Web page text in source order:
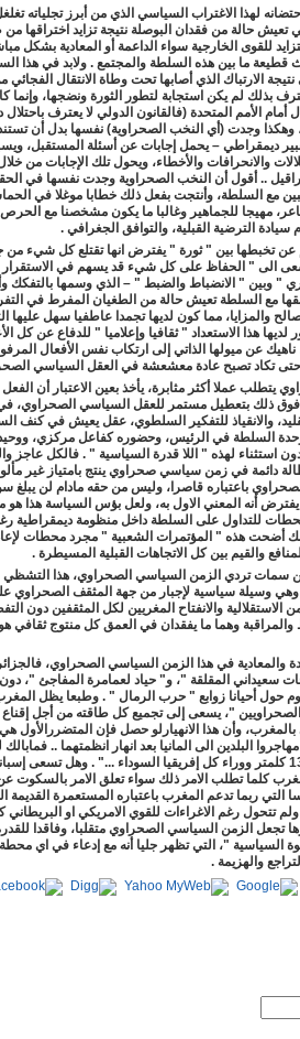
لهذا الاغتراب السياسي الذي من أبرز تجلياته
تعيش حالة من فقدان البوصلة نتيجة تزايد اختراقها
للقوى الخارجية سواء الداعمة أو المعادية بشكل
قطيعة ما بين هذه السلطة والمجتمع . ولابد في هذا
الارتباك الذي أصابها تحت وطاة الانتقال الفجائي
بذلك لم يكن استجابة لتطور الثورة ونضجها، وإنما
الأمم المتحدة (فالقانون الدولي لا يعترف باحتلال
وجدت (أي النخب الصحراوية) نفسها بدل أن
ديمقراطي – يحمل إجابات عن أسئلة المستقبل،
والانحرافات والأخطاء، ويحول تلك الإجابات من
.. أقول أن النخب الصحراوية وجدت نفسها في
مع السلطة، وأنتجت بفعل ذلك خطابا موغلا في
مهيجا للجماهير وغالبا ما يكون مشخصنا مع
الترضية القبلية، والتوافق الجغرافي .
عن تخبطها بين " ثورة " يفترض انها تقتلع كل شيء من
الى " الحفاظ على كل شيء قد يسهم في الاستقرار
" وبين " الانضباط والضبط " – الذي وسمها بالتفكك
مع السلطة تعيش حالة من الطغيان المفرط في
والمزايا، مما كون لديها تجمدا عاطفيا سهل عليها
هذا الاستعداد " ثقافيا وإعلاميا " للدفاع عن كل
عن ميولها الذاتي إلى ارتكاب نفس الأفعال
حتى تكاد تصبح عادة معشعشة في العقل السياسي
عملا أكثر مثابرة، يأخذ بعين الاعتبار أن الفعل
فوق ذلك بتعطيل مستمر للعقل السياسي الصحراوي،
والانقياذ للتفكير السلطوي، عقل يعيش في كنف
وحدة السلطة في الرئيس، وحضوره كفاعل مركزي،
استثناء لهذه " اللا قدرة السياسية " . فالكل عاجز
دائمة في زمن سياسي صحراوي ينتج بامتياز غير
باعتباره قاصرا، وليس من حقه مادام لن يبلغ
أنه المعني الاول به، ولعل بؤس السياسة هذا هو
للتداول على السلطة داخل منظومة ديمقراطية
أضحت هذه " المؤتمرات الشعبية " مجرد محطات
والقيم بين كل الاتجاهات القبلية المسيطرة .
سمات تردي الزمن السياسي الصحراوي، هذا التشظي
وهي وسيلة سياسية لإجبار من جهة المثقف الصحراوي
الاستقلالية والانفتاح المغريين لكل المثقفين دون
وهما ما يفقدان في العمق كل منتوج ثقافي
والمعادية في هذا الزمن السياسي الصحراوي،
سعيداني المقلقة "، و" حياد لعمامرة المفاجئ "، دون
حول أحيانا زوابع " حرب الرمال " . وطبعا يظل
"، يسعى إلى تجميع كل طاقته من أجل إقناع
وأن هذا الانهيارلو حصل فإن المتضررالأول هي
البلدين الى المانيا بعد انهار انظمتهما .. فمابالك
النظام بالمغرب الذي لا تفصله عن اوروبا سوى 13 كلمتر ووراء كل إفريقيا السوداء ..." . وهل تسعى
كلما تطلب الامر ذلك سواء تعلق الامر بالسكوت
التي ربما تدعم المغرب باعتباره المستعمرة القديمة
تتحول رغم الاغراءات للقوي الامريكي او
تجعل الزمن السياسي الصحراوي متقلبا، وفاقدا
السياسية "، التي تظهر جليا أنه مع إدعاء في اي
والهزيمة .